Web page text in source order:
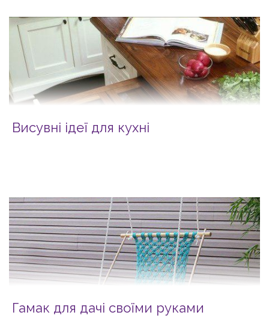
Висувні ідеї для кухні
Гамак для дачі своїми руками